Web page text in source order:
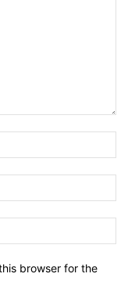
browser for the